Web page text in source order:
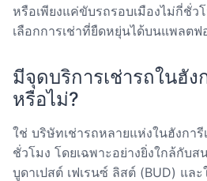
หรือเพียงแค่ขับรถรอบเมืองไม่กี่ชั่
เลือกการเช่าที่ยืดหยุ่นได้บนแพลตฟ
มีจุดบริการเช่ารถในฮัง
หรือไม่?
ใช่ บริษัทเช่ารถหลายแห่งในฮังกา
ชั่วโมง โดยเฉพาะอย่างยิ่งใกล้กับ
บูดาเปสต์ เฟเรนซ์ ลิสต์ (BUD) แล